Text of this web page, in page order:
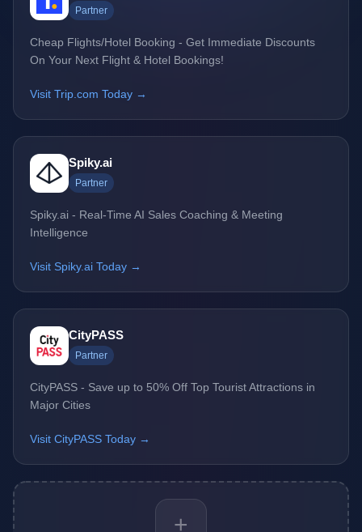
Partner
Cheap Flights/Hotel Booking - Get Immediate Discounts
On Your Next Flight & Hotel Bookings!
Visit Trip.com Today →
Spiky.ai
Partner
Spiky.ai - Real-Time AI Sales Coaching & Meeting
Intelligence
Visit Spiky.ai Today →
CityPASS
Partner
CityPASS - Save up to 50% Off Top Tourist Attractions in
Major Cities
Visit CityPASS Today →
+